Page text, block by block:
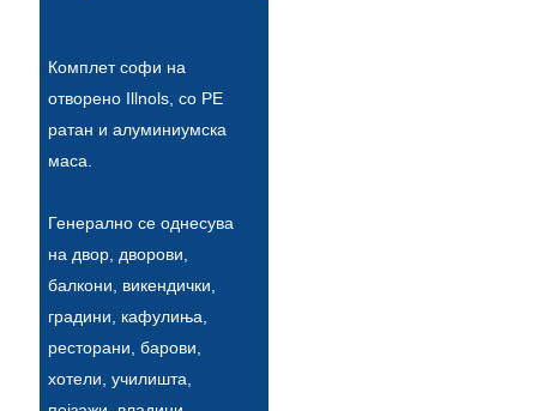
Комплет софи на
отворено Illnols, со PE
ратан и алуминиумска
маса.
Генерално се однесува
на двор, дворови,
балкони, викендички,
градини, кафулиња,
ресторани, барови,
хотели, училишта,